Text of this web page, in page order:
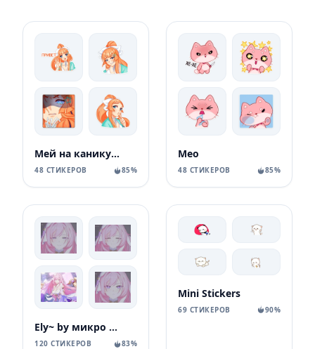
Мей на каникулах
48 СТИКЕРОВ 85%
Мео
48 СТИКЕРОВ 85%
Ely~ by микро мей
120 СТИКЕРОВ 83%
Mini Stickers
69 СТИКЕРОВ 90%